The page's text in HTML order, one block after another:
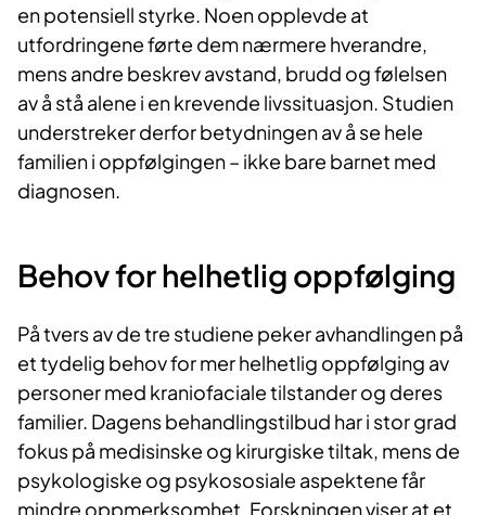
en potensiell styrke. Noen opplevde at
utfordringene førte dem nærmere hverandre,
mens andre beskrev avstand, brudd og følelsen
av å stå alene i en krevende livssituasjon. Studien
understreker derfor betydningen av å se hele
familien i oppfølgingen – ikke bare barnet med
diagnosen.
Behov for helhetlig oppfølging
På tvers av de tre studiene peker avhandlingen på
et tydelig behov for mer helhetlig oppfølging av
personer med kraniofaciale tilstander og deres
familier. Dagens behandlingstilbud har i stor grad
fokus på medisinske og kirurgiske tiltak, mens de
psykologiske og psykososiale aspektene får
mindre oppmerksomhet. Forskningen viser at et